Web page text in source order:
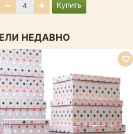
Купить
НЕДАВНО